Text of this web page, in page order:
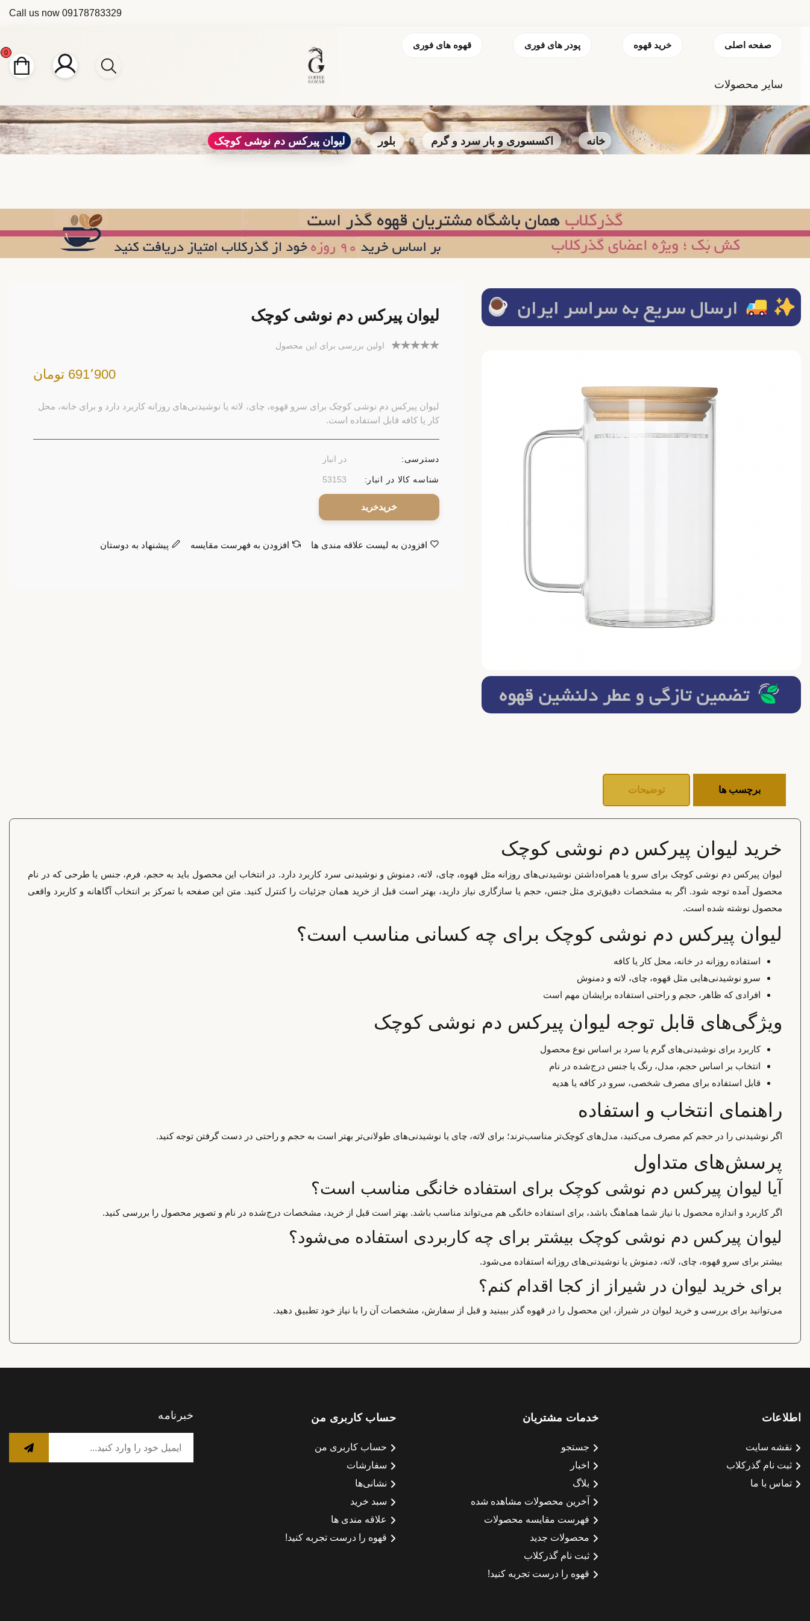
Call us now 09178783329
صفحه اصلی خرید قهوه پودر های فوری قهوه های فوری
سایر محصولات
0
خانه اکسسوری و بار سرد و گرم بلور لیوان پیرکس دم نوشی کوچک
لیوان پیرکس دم نوشی کوچک
اولین بررسی برای این محصول
691٬900 تومان
لیوان پیرکس دم نوشی کوچک برای سرو قهوه، چای، لاته یا نوشیدنی‌های روزانه کاربرد دارد و برای خانه، محل
کار یا کافه قابل استفاده است.
دسترسی: در انبار
شناسه کالا در انبار: 53153
خرید
افزودن به لیست علاقه مندی ها افزودن به فهرست مقایسه پیشنهاد به دوستان
توضیحات برچسب ها
خرید لیوان پیرکس دم نوشی کوچک
لیوان پیرکس دم نوشی کوچک برای سرو یا همراه‌داشتن نوشیدنی‌های روزانه مثل قهوه، چای، لاته، دمنوش و نوشیدنی سرد کاربرد دارد. در انتخاب این محصول باید به حجم، فرم، جنس یا طرحی که در نام
محصول آمده توجه شود. اگر به مشخصات دقیق‌تری مثل جنس، حجم یا سازگاری نیاز دارید، بهتر است قبل از خرید همان جزئیات را کنترل کنید. متن این صفحه با تمرکز بر انتخاب آگاهانه و کاربرد واقعی
محصول نوشته شده است.
لیوان پیرکس دم نوشی کوچک برای چه کسانی مناسب است؟
استفاده روزانه در خانه، محل کار یا کافه
سرو نوشیدنی‌هایی مثل قهوه، چای، لاته و دمنوش
افرادی که ظاهر، حجم و راحتی استفاده برایشان مهم است
ویژگی‌های قابل توجه لیوان پیرکس دم نوشی کوچک
کاربرد برای نوشیدنی‌های گرم یا سرد بر اساس نوع محصول
انتخاب بر اساس حجم، مدل، رنگ یا جنس درج‌شده در نام
قابل استفاده برای مصرف شخصی، سرو در کافه یا هدیه
راهنمای انتخاب و استفاده
اگر نوشیدنی را در حجم کم مصرف می‌کنید، مدل‌های کوچک‌تر مناسب‌ترند؛ برای لاته، چای یا نوشیدنی‌های طولانی‌تر بهتر است به حجم و راحتی در دست گرفتن توجه کنید.
پرسش‌های متداول
آیا لیوان پیرکس دم نوشی کوچک برای استفاده خانگی مناسب است؟
اگر کاربرد و اندازه محصول با نیاز شما هماهنگ باشد، برای استفاده خانگی هم می‌تواند مناسب باشد. بهتر است قبل از خرید، مشخصات درج‌شده در نام و تصویر محصول را بررسی کنید.
لیوان پیرکس دم نوشی کوچک بیشتر برای چه کاربردی استفاده می‌شود؟
بیشتر برای سرو قهوه، چای، لاته، دمنوش یا نوشیدنی‌های روزانه استفاده می‌شود.
برای خرید لیوان در شیراز از کجا اقدام کنم؟
می‌توانید برای بررسی و خرید لیوان در شیراز، این محصول را در قهوه گذر ببینید و قبل از سفارش، مشخصات آن را با نیاز خود تطبیق دهید.
اطلاعات
نقشه سایت
ثبت نام گذرکلاب
تماس با ما
خدمات مشتریان
جستجو
اخبار
بلاگ
آخرین محصولات مشاهده شده
فهرست مقایسه محصولات
محصولات جدید
ثبت نام گذرکلاب
قهوه را درست تجربه کنید!
حساب کاربری من
حساب کاربری من
سفارشات
نشانی‌ها
سبد خرید
علاقه مندی ها
قهوه را درست تجربه کنید!
خبرنامه